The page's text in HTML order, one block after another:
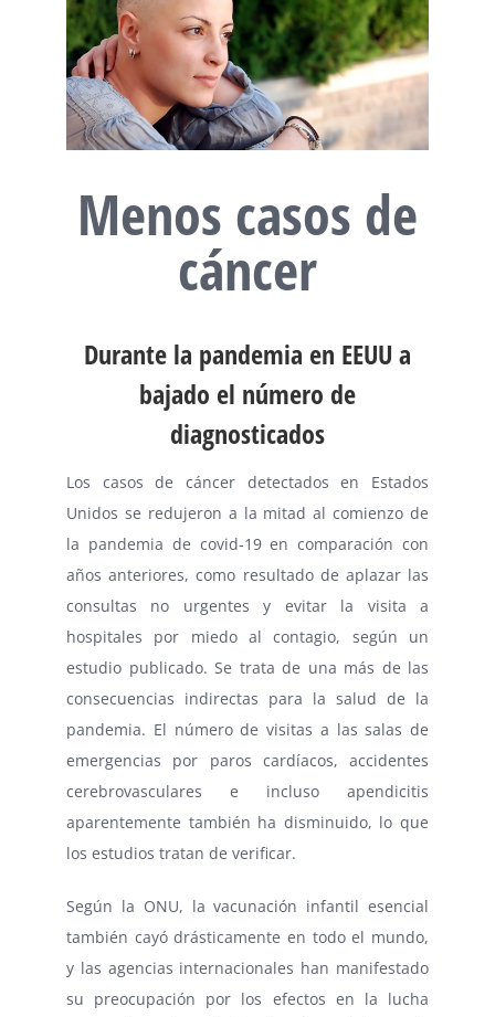
Menos casos de
cáncer
Durante la pandemia en EEUU a
bajado el número de
diagnosticados
Los casos de cáncer detectados en Estados
Unidos se redujeron a la mitad al comienzo de
la pandemia de covid-19 en comparación con
años anteriores, como resultado de aplazar las
consultas no urgentes y evitar la visita a
hospitales por miedo al contagio, según un
estudio publicado. Se trata de una más de las
consecuencias indirectas para la salud de la
pandemia. El número de visitas a las salas de
emergencias por paros cardíacos, accidentes
cerebrovasculares e incluso apendicitis
aparentemente también ha disminuido, lo que
los estudios tratan de verificar.
Según la ONU, la vacunación infantil esencial
también cayó drásticamente en todo el mundo,
y las agencias internacionales han manifestado
su preocupación por los efectos en la lucha